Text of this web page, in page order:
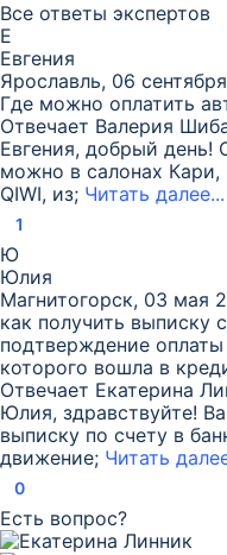
Все ответы экспертов
Е
Евгения
Ярославль, 06
Где можно оплатить
Отвечает Валерия
Евгения, добрый день!
можно в салонах
QIWI, из; Читать далее...
1
Ю
Юлия
Магнитогорск, 03 мая
как получить выписку
подтверждение
которого вошла в
Отвечает Екатерина
Юлия, здравствуйте!
выписку по счету в
движение; Читать
0
Есть вопрос?